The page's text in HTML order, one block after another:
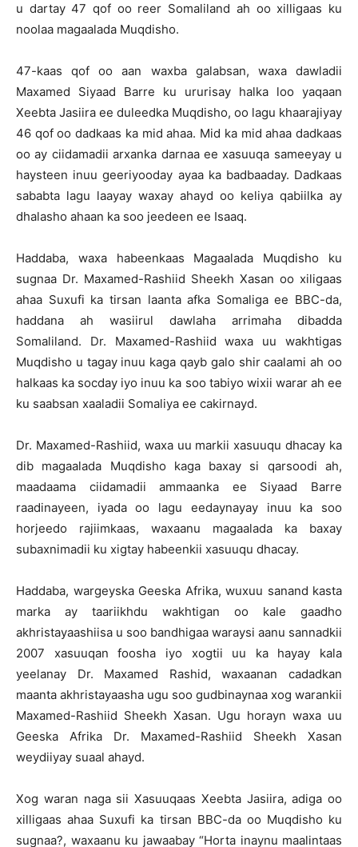
u dartay 47 qof oo reer Somaliland ah oo xilligaas ku
noolaa magaalada Muqdisho.
47-kaas qof oo aan waxba galabsan, waxa dawladii
Maxamed Siyaad Barre ku ururisay halka loo yaqaan
Xeebta Jasiira ee duleedka Muqdisho, oo lagu khaarajiyay
46 qof oo dadkaas ka mid ahaa. Mid ka mid ahaa dadkaas
oo ay ciidamadii arxanka darnaa ee xasuuqa sameeyay u
haysteen inuu geeriyooday ayaa ka badbaaday. Dadkaas
sababta lagu laayay waxay ahayd oo keliya qabiilka ay
dhalasho ahaan ka soo jeedeen ee Isaaq.
Haddaba, waxa habeenkaas Magaalada Muqdisho ku
sugnaa Dr. Maxamed-Rashiid Sheekh Xasan oo xiligaas
ahaa Suxufi ka tirsan laanta afka Somaliga ee BBC-da,
haddana ah wasiirul dawlaha arrimaha dibadda
Somaliland. Dr. Maxamed-Rashiid waxa uu wakhtigas
Muqdisho u tagay inuu kaga qayb galo shir caalami ah oo
halkaas ka socday iyo inuu ka soo tabiyo wixii warar ah ee
ku saabsan xaaladii Somaliya ee cakirnayd.
Dr. Maxamed-Rashiid, waxa uu markii xasuuqu dhacay ka
dib magaalada Muqdisho kaga baxay si qarsoodi ah,
maadaama ciidamadii ammaanka ee Siyaad Barre
raadinayeen, iyada oo lagu eedaynayay inuu ka soo
horjeedo rajiimkaas, waxaanu magaalada ka baxay
subaxnimadii ku xigtay habeenkii xasuuqu dhacay.
Haddaba, wargeyska Geeska Afrika, wuxuu sanand kasta
marka ay taariikhdu wakhtigan oo kale gaadho
akhristayaashiisa u soo bandhigaa waraysi aanu sannadkii
2007 xasuuqan foosha iyo xogtii uu ka hayay kala
yeelanay Dr. Maxamed Rashid, waxaanan cadadkan
maanta akhristayaasha ugu soo gudbinaynaa xog warankii
Maxamed-Rashiid Sheekh Xasan. Ugu horayn waxa uu
Geeska Afrika Dr. Maxamed-Rashiid Sheekh Xasan
weydiiyay suaal ahayd.
Xog waran naga sii Xasuuqaas Xeebta Jasiira, adiga oo
xilligaas ahaa Suxufi ka tirsan BBC-da oo Muqdisho ku
sugnaa?, waxaanu ku jawaabay “Horta inaynu maalintaas